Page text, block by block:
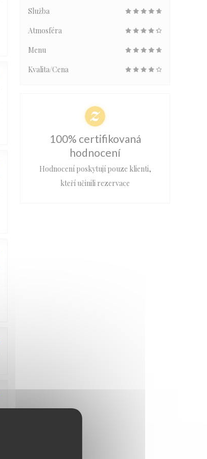
Služba
Atmosféra
Menu
Kvalita/Cena
100% certifikovaná
hodnocení
Hodnocení poskytují pouze klienti,
kteří učinili rezervace